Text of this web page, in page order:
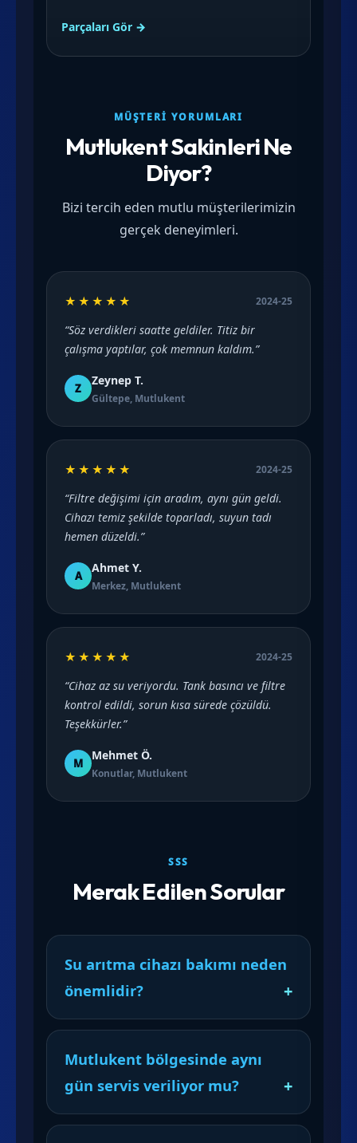
Parçaları Gör →
MÜŞTERI YORUMLARI
Mutlukent Sakinleri Ne
Diyor?
Bizi tercih eden mutlu müşterilerimizin
gerçek deneyimleri.
★★★★★ 2024-25
“Söz verdikleri saatte geldiler. Titiz bir
çalışma yaptılar, çok memnun kaldım.”
Z
Zeynep T.
Gültepe, Mutlukent
★★★★★ 2024-25
“Filtre değişimi için aradım, aynı gün geldi.
Cihazı temiz şekilde toparladı, suyun tadı
hemen düzeldi.”
A
Ahmet Y.
Merkez, Mutlukent
★★★★★ 2024-25
“Cihaz az su veriyordu. Tank basıncı ve filtre
kontrol edildi, sorun kısa sürede çözüldü.
Teşekkürler.”
M
Mehmet Ö.
Konutlar, Mutlukent
SSS
Merak Edilen Sorular
Su arıtma cihazı bakımı neden
önemlidir?
Mutlukent bölgesinde aynı
gün servis veriliyor mu?